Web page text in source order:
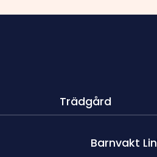
Trädgård
Barnvakt